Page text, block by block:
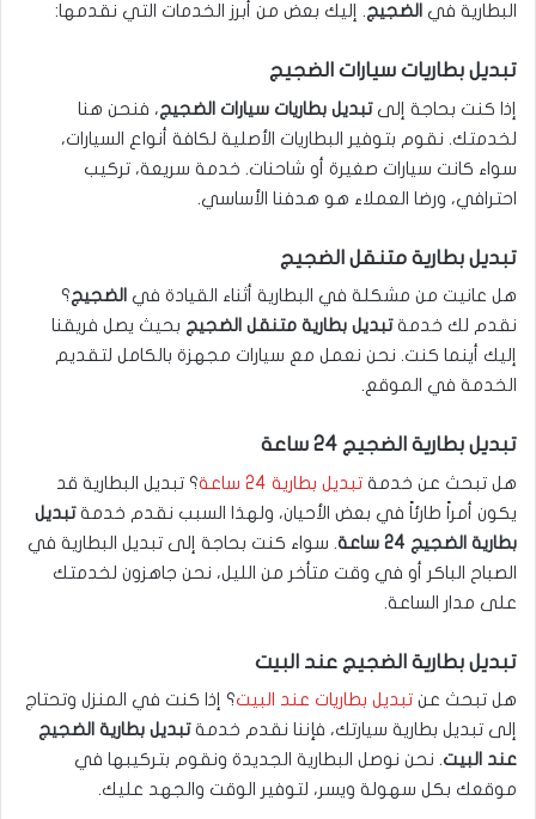
البطارية في الضجيج. إليك بعض من أبرز الخدمات التي نقدمها:
تبديل بطاريات سيارات الضجيج
إذا كنت بحاجة إلىتبديل بطاريات سيارات الضجيج، فنحن هنا
لخدمتك. نقوم بتوفير البطاريات الأصلية لكافة أنواع السيارات،
سواء كانت سيارات صغيرة أو شاحنات. خدمة سريعة، تركيب
احترافي، ورضا العملاء هو هدفنا الأساسي.
تبديل بطارية متنقل الضجيج
هل عانيت من مشكلة في البطارية أثناء القيادة في الضجيج؟
نقدم لك خدمةتبديل بطارية متنقل الضجيج بحيث يصل فريقنا
إليك أينما كنت. نحن نعمل مع سيارات مجهزة بالكامل لتقديم
الخدمة في الموقع.
تبديل بطارية الضجيج 24 ساعة
هل تبحث عن خدمة تبديل بطارية 24 ساعة
؟ تبديل البطارية قد
يكون أمراً طارئاً في بعض الأحيان، ولهذا السبب نقدم خدمةتبديل
بطارية الضجيج 24 ساعة
. سواء كنت بحاجة إلى تبديل البطارية في
الصباح الباكر أو في وقت متأخر من الليل، نحن جاهزون لخدمتك
على مدار الساعة.
تبديل بطارية الضجيج عند البيت
هل تبحث عن تبديل بطاريات عند البيت؟ إذا كنت في المنزل وتحتاج
إلى تبديل بطارية سيارتك، فإننا نقدم خدمةتبديل بطارية الضجيج
عند البيت. نحن نوصل البطارية الجديدة ونقوم بتركيبها في
موقعك بكل سهولة ويسر، لتوفير الوقت والجهد عليك.